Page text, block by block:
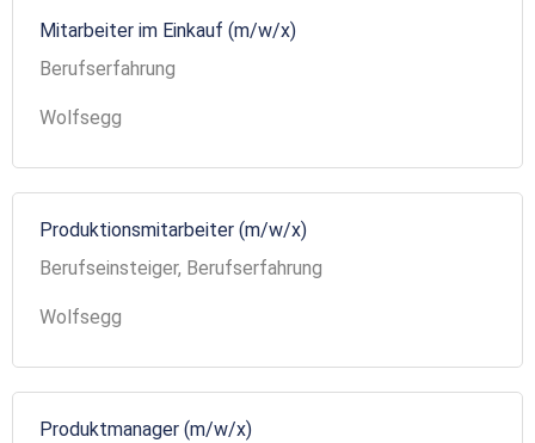
Mitarbeiter im Einkauf (m/w/x)
Berufserfahrung
Wolfsegg
Produktionsmitarbeiter (m/w/x)
Berufseinsteiger, Berufserfahrung
Wolfsegg
Produktmanager (m/w/x)